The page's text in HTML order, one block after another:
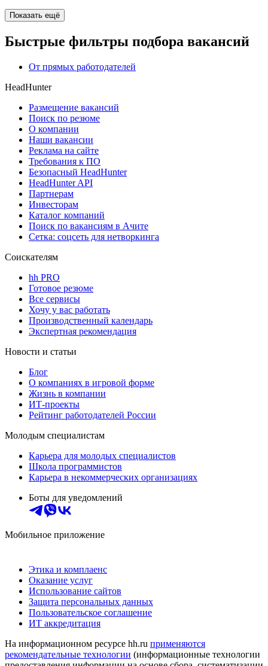
Показать ещё
Быстрые фильтры подбора вакансий
От прямых работодателей
HeadHunter
Размещение вакансий
Поиск по резюме
О компании
Наши вакансии
Реклама на сайте
Требования к ПО
Безопасный HeadHunter
HeadHunter API
Партнерам
Инвесторам
Каталог компаний
Поиск по вакансиям в Ачите
Сетка: соцсеть для нетворкинга
Соискателям
hh PRO
Готовое резюме
Все сервисы
Хочу у вас работать
Производственный календарь
Экспертная рекомендация
Новости и статьи
Блог
О компаниях в игровой форме
Жизнь в компании
ИТ-проекты
Рейтинг работодателей России
Молодым специалистам
Карьера для молодых специалистов
Школа программистов
Карьера в некоммерческих организациях
Боты для уведомлений
Мобильное приложение
Этика и комплаенс
Оказание услуг
Использование сайтов
Защита персональных данных
Пользовательское соглашение
ИТ аккредитация
На информационном ресурсе hh.ru применяются
рекомендательные технологии (информационные технологии